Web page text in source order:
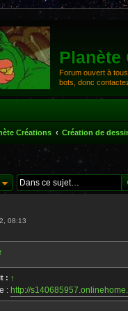
Planète
Forum ouvert à
bots, donc
Créations Création de
08:13
↑
: ↑
: http://